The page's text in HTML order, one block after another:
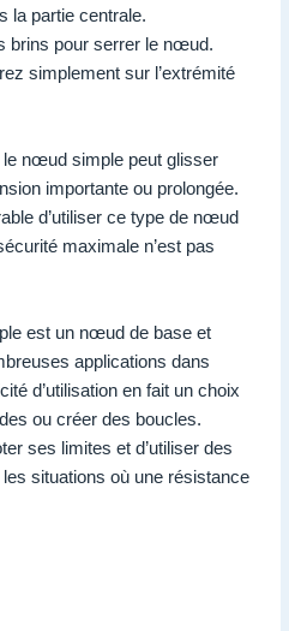
la partie centrale.
brins pour serrer le nœud.
simplement sur l’extrémité
le nœud simple peut glisser
importante ou prolongée.
d’utiliser ce type de nœud
maximale n’est pas
est un nœud de base et
applications dans
d’utilisation en fait un choix
ou créer des boucles.
ses limites et d’utiliser des
situations où une résistance